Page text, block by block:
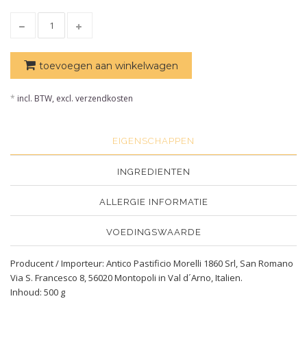
toevoegen aan winkelwagen
* incl. BTW, excl. verzendkosten
EIGENSCHAPPEN
INGREDIENTEN
ALLERGIE INFORMATIE
VOEDINGSWAARDE
Producent / Importeur: Antico Pastificio Morelli 1860 Srl, San Romano
Via S. Francesco 8, 56020 Montopoli in Val d´Arno, Italien.
Inhoud: 500 g